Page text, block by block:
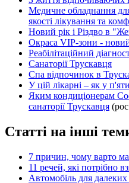
Медичне обладнання
якості лікування та
Новий рік і Різдво в
Окраса VIP-зони -
Реабілітаційний
Санаторії Трускавця
Спа відпочинок в
У цій лікарні – як у
Яким кондиціонерам
санаторії Трускавця
Статті на інші
7 причин, чому варто
11 речей, які потрібно
Автомобіль для